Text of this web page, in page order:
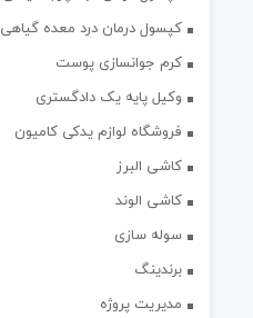
کپسول درمان درد معده گیاهی
کرم جوانسازی پوست
وکیل پایه یک دادگستری
فروشگاه لوازم یدکی کامیون
کاشی البرز
کاشی الوند
سوله سازی
برندینگ
مدیریت پروژه